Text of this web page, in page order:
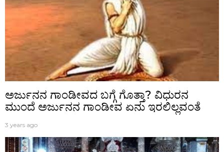
ಅರ್ಜುನನ ಗಾಂಡೀವದ ಬಗ್ಗೆ ಗೊತ್ತಾ? ವಿಧುರನ
ಮುಂದೆ ಅರ್ಜುನನ ಗಾಂಡೀವ ಏನು ಇರಲಿಲ್ಲವಂತೆ
3 years ago